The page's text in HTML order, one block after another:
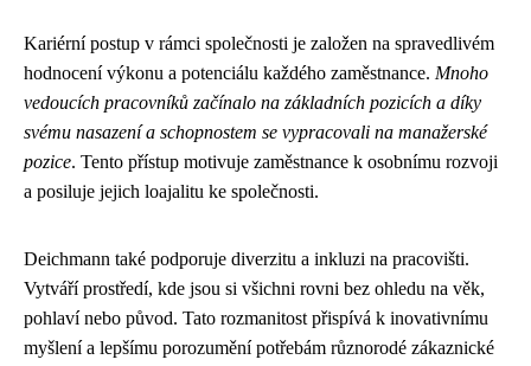
Kariérní postup v rámci společnosti je založen na spravedlivém
hodnocení výkonu a potenciálu každého zaměstnance. Mnoho
vedoucích pracovníků začínalo na základních pozicích a díky
svému nasazení a schopnostem se vypracovali na manažerské
pozice. Tento přístup motivuje zaměstnance k osobnímu rozvoji
a posiluje jejich loajalitu ke společnosti.
Deichmann také podporuje diverzitu a inkluzi na pracovišti.
Vytváří prostředí, kde jsou si všichni rovni bez ohledu na věk,
pohlaví nebo původ. Tato rozmanitost přispívá k inovativnímu
myšlení a lepšímu porozumění potřebám různorodé zákaznické